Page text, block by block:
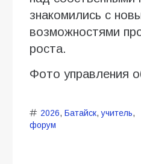
знакомились с
возможностями
роста.
Фото управления
2026, Батайск,учитель,
форум